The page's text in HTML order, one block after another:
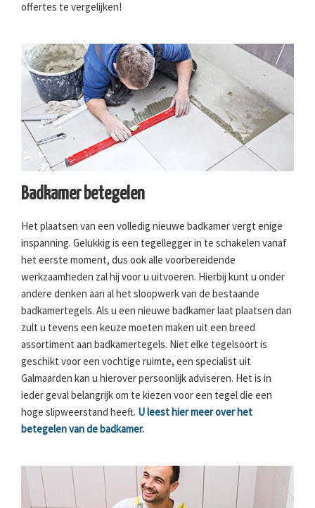
offertes te vergelijken!
Badkamer betegelen
Het plaatsen van een volledig nieuwe badkamer vergt enige
inspanning. Gelukkig is een tegellegger in te schakelen vanaf
het eerste moment, dus ook alle voorbereidende
werkzaamheden zal hij voor u uitvoeren. Hierbij kunt u onder
andere denken aan al het sloopwerk van de bestaande
badkamertegels. Als u een nieuwe badkamer laat plaatsen dan
zult u tevens een keuze moeten maken uit een breed
assortiment aan badkamertegels. Niet elke tegelsoort is
geschikt voor een vochtige ruimte, een specialist uit
Galmaarden kan u hierover persoonlijk adviseren. Het is in
ieder geval belangrijk om te kiezen voor een tegel die een
hoge slipweerstand heeft. U leest hier meer over het
betegelen van de badkamer.